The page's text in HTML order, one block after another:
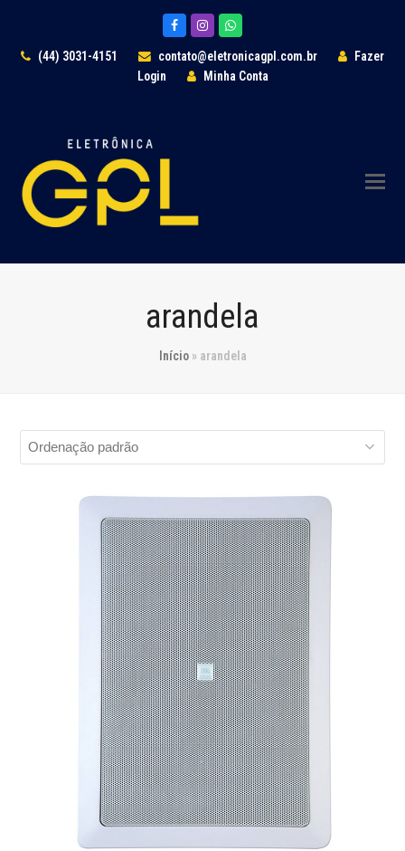
FacebookInstagramWhatsapp
(44) 3031-4151 contato@eletronicagpl.com.br
Fazer
Login
Minha Conta
arandela
Início» arandela